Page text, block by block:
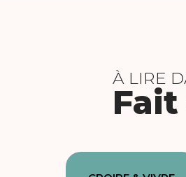
À LIRE